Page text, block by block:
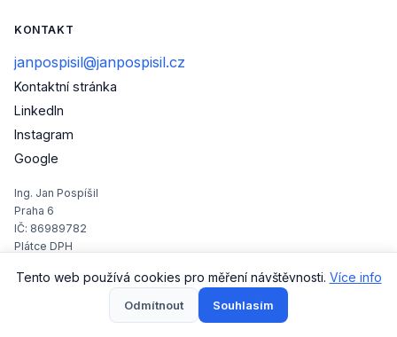
KONTAKT
janpospisil@janpospisil.cz
Kontaktní stránka
LinkedIn
Instagram
Google
Ing. Jan Pospíšil
Praha 6
IČ: 86989782
Plátce DPH
Tento web používá cookies pro měření návštěvnosti. Více info
Odmítnout Souhlasím